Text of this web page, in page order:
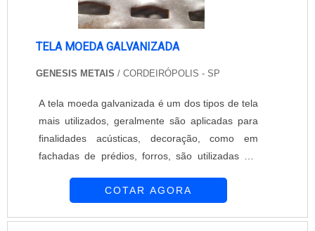
TELA MOEDA GALVANIZADA
GENESIS METAIS / CORDEIRÓPOLIS - SP
A tela moeda galvanizada é um dos tipos de tela
mais utilizados, geralmente são aplicadas para
finalidades acústicas, decoração, como em
fachadas de prédios, forros, são utilizadas em
Existem vários tipos também de perfuração da
COTAR AGORA